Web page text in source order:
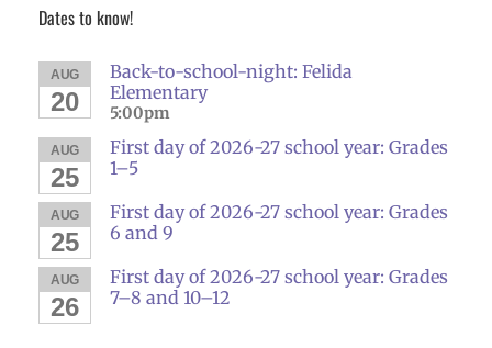
Dates to know!
AUG
20
Back-to-school-night: Felida
Elementary
5:00pm
AUG
25
First day of 2026-27 school year: Grades
1–5
AUG
25
First day of 2026-27 school year: Grades
6 and 9
AUG
26
First day of 2026-27 school year: Grades
7–8 and 10–12